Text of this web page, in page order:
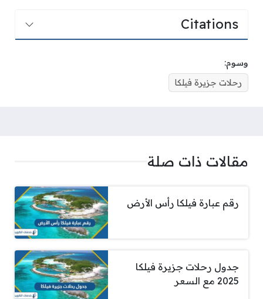
Citations
وسوم:
رحلات جزيرة فيلكا
مقالات ذات صلة
رقم عبارة فيلكا رأس الأرض
جدول رحلات جزيرة فيلكا
2025 مع السعر